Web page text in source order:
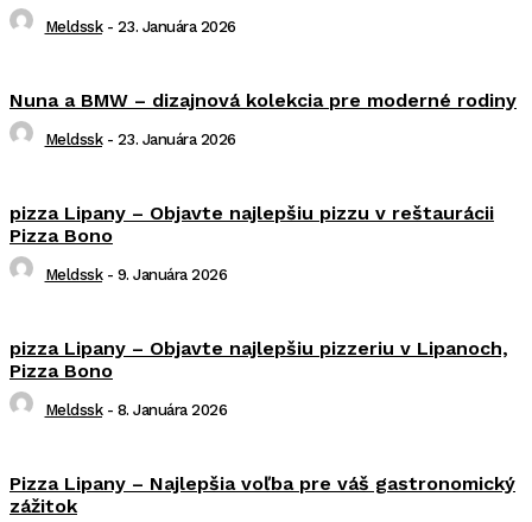
Meldssk - 23. Januára 2026
Nuna a BMW – dizajnová kolekcia pre moderné rodiny
Meldssk - 23. Januára 2026
pizza Lipany – Objavte najlepšiu pizzu v reštaurácii
Pizza Bono
Meldssk - 9. Januára 2026
pizza Lipany – Objavte najlepšiu pizzeriu v Lipanoch,
Pizza Bono
Meldssk - 8. Januára 2026
Pizza Lipany – Najlepšia voľba pre váš gastronomický
zážitok